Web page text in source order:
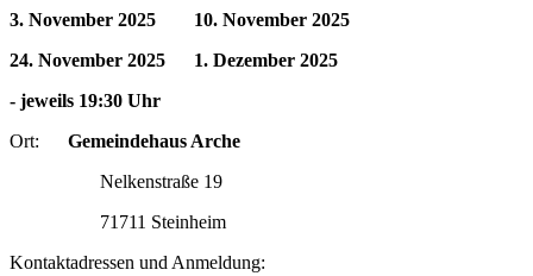
3. November 2025 10. November 2025
24. November 2025 1. Dezember 2025
- jeweils 19:30 Uhr
Ort: Gemeindehaus Arche
Nelkenstraße 19
71711 Steinheim
Kontaktadressen und Anmeldung: